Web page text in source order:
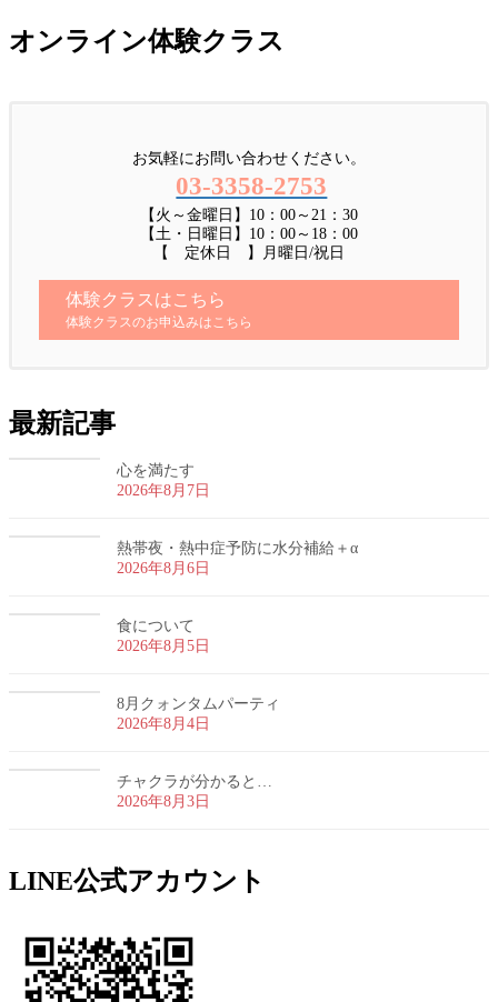
オンライン体験クラス
お気軽にお問い合わせください。
03-3358-2753
【火～金曜日】10：00～21：30
【土・日曜日】10：00～18：00
【 定休日 】月曜日/祝日
体験クラスはこちら
体験クラスのお申込みはこちら
最新記事
心を満たす
2026年8月7日
熱帯夜・熱中症予防に水分補給＋α
2026年8月6日
食について
2026年8月5日
8月クォンタムパーティ
2026年8月4日
チャクラが分かると…
2026年8月3日
LINE公式アカウント